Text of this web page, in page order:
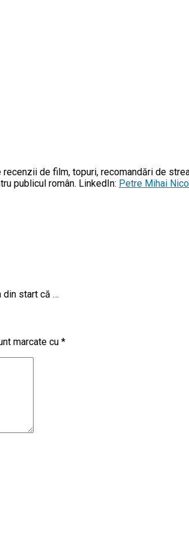
de film, topuri, recomandări de
publicul român. LinkedIn: Petre Mihai
din start că …
marcate cu *